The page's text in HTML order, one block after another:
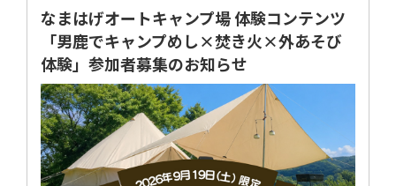
なまはげオートキャンプ場 体験コンテンツ
「男鹿でキャンプめし×焚き火×外あそび
体験」参加者募集のお知らせ